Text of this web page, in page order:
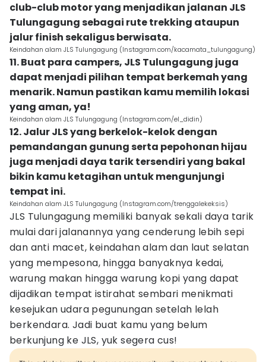
club-club motor yang menjadikan jalanan JLS
Tulungagung sebagai rute trekking ataupun
jalur finish sekaligus berwisata.
Keindahan alam JLS Tulungagung (Instagram.com/kacamata_tulungagung)
11. Buat para campers, JLS Tulungagung juga
dapat menjadi pilihan tempat berkemah yang
menarik. Namun pastikan kamu memilih lokasi
yang aman, ya!
Keindahan alam JLS Tulungagung (Instagram.com/el_didin)
12. Jalur JLS yang berkelok-kelok dengan
pemandangan gunung serta pepohonan hijau
juga menjadi daya tarik tersendiri yang bakal
bikin kamu ketagihan untuk mengunjungi
tempat ini.
Keindahan alam JLS Tulungagung (Instagram.com/trenggalekeksis)
JLS Tulungagung memiliki banyak sekali daya tarik
mulai dari jalanannya yang cenderung lebih sepi
dan anti macet, keindahan alam dan laut selatan
yang mempesona, hingga banyaknya kedai,
warung makan hingga warung kopi yang dapat
dijadikan tempat istirahat sembari menikmati
kesejukan udara pegunungan setelah lelah
berkendara. Jadi buat kamu yang belum
berkunjung ke JLS, yuk segera cus!